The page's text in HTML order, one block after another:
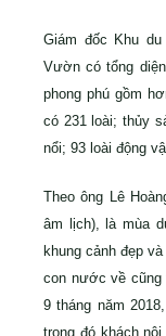
Giám đốc Khu
Vườn có tổng
phong phú gồm
có 231 loài; thủy
nổi; 93 loài động
Theo ông Lê
âm lịch), là mùa
khung cảnh đẹp
con nước về cũng
9 tháng năm
trong đó khách